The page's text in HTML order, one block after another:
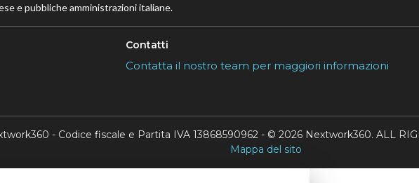
e pubbliche amministrazioni italiane.
Contatti
Contatta il nostro team per maggiori informazioni
- Codice fiscale e Partita IVA 13868590962 - © 2026 Nextwork360. ALL
Mappa del sito